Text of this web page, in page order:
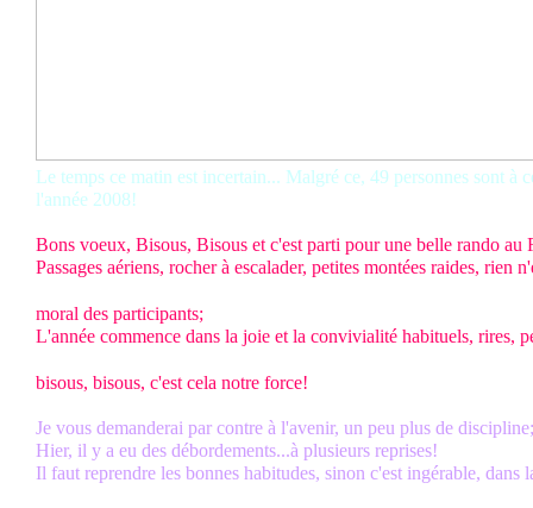
Le temps ce matin est incertain... Malgré ce, 49 personnes sont à
l'année 2008!
Bons voeux, Bisous, Bisous et c'est parti pour une belle rando au
Passages aériens, rocher à escalader, petites montées raides, rien
moral des participants;
L'année commence dans la joie et la convivialité habituels, rires,
bisous, bisous, c'est cela notre force!
Je vous demanderai par contre à l'avenir, un peu plus de discipline;
Hier, il y a eu des débordements...à plusieurs reprises!
Il faut reprendre les bonnes habitudes, sinon c'est ingérable, dans